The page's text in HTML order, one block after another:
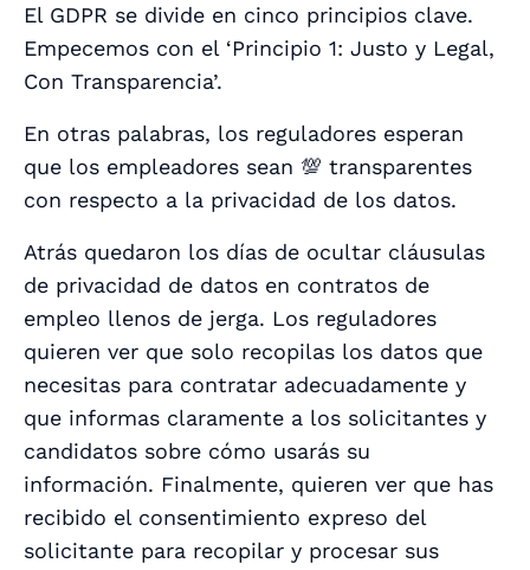
El GDPR se divide en cinco principios clave.
Empecemos con el ‘Principio 1: Justo y Legal,
Con Transparencia’.
En otras palabras, los reguladores esperan
que los empleadores sean 💯 transparentes
con respecto a la privacidad de los datos.
Atrás quedaron los días de ocultar cláusulas
de privacidad de datos en contratos de
empleo llenos de jerga. Los reguladores
quieren ver que solo recopilas los datos que
necesitas para contratar adecuadamente y
que informas claramente a los solicitantes y
candidatos sobre cómo usarás su
información. Finalmente, quieren ver que has
recibido el consentimiento expreso del
solicitante para recopilar y procesar sus